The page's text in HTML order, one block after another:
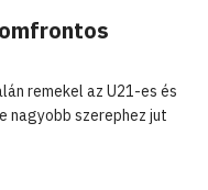
remekel az U21-es és
nagyobb szerephez jut